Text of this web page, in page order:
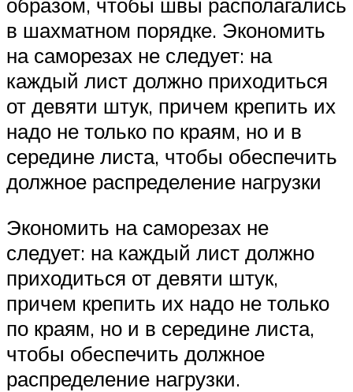
в шахматном порядке. Экономить
на саморезах не следует: на
каждый лист должно приходиться
от девяти штук, причем крепить их
надо не только по краям, но и в
середине листа, чтобы обеспечить
должное распределение нагрузки
Экономить на саморезах не
следует: на каждый лист должно
приходиться от девяти штук,
причем крепить их надо не только
по краям, но и в середине листа,
чтобы обеспечить должное
распределение нагрузки.